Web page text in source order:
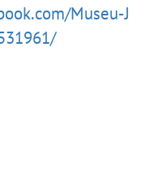
Museu-J